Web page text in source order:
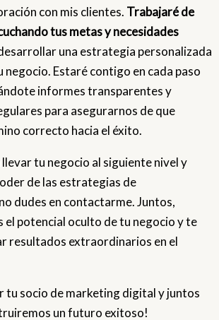
con mis clientes. Trabajaré de
tus metas y necesidades
una estrategia personalizada
negocio. Estaré contigo en cada paso
informes transparentes y
para asegurarnos de que
correcto hacia el éxito.
tu negocio al siguiente nivel y
de las estrategias de
dudes en contactarme. Juntos,
el potencial oculto de tu negocio y te
resultados extraordinarios en el
tu socio de marketing digital y juntos
un futuro exitoso!